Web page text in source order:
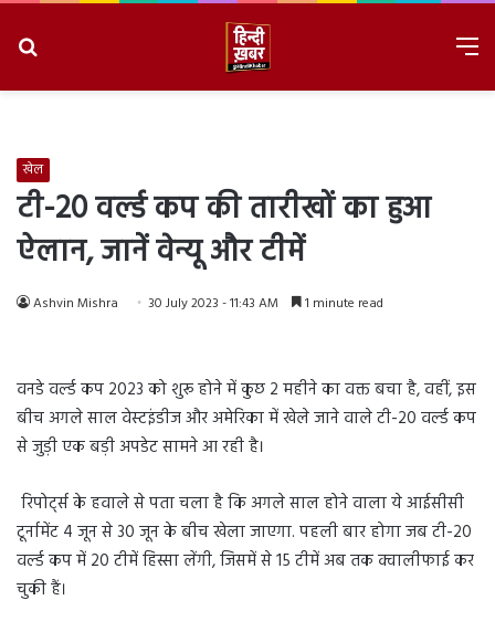
खेल
टी-20 वर्ल्ड कप की तारीखों का हुआ
ऐलान, जानें वेन्यू और टीमें
Ashvin Mishra 30 July 2023 - 11:43 AM 1 minute read
वनडे वर्ल्ड कप 2023 को शुरू होने में कुछ 2 महीने का वक्त बचा है, वहीं, इस
बीच अगले साल वेस्टइंडीज और अमेरिका में खेले जाने वाले टी-20 वर्ल्ड कप
से जुड़ी एक बड़ी अपडेट सामने आ रही है।
रिपोर्ट्स के हवाले से पता चला है कि अगले साल होने वाला ये आईसीसी
टूर्नामेंट 4 जून से 30 जून के बीच खेला जाएगा. पहली बार होगा जब टी-20
वर्ल्ड कप में 20 टीमें हिस्सा लेंगी, जिसमें से 15 टीमें अब तक क्वालीफाई कर
चुकी हैं।